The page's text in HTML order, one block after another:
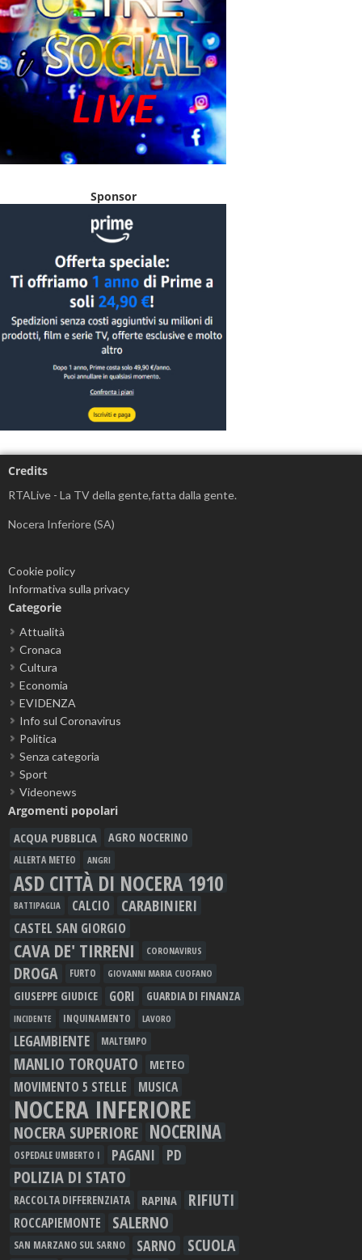
Sponsor
Credits
RTALive - La TV della gente,fatta dalla gente.
Nocera Inferiore (SA)
Cookie policy
Informativa sulla privacy
Categorie
Attualità
Cronaca
Cultura
Economia
EVIDENZA
Info sul Coronavirus
Politica
Senza categoria
Sport
Videonews
Argomenti popolari
ACQUA PUBBLICA AGRO NOCERINO
ALLERTA METEO ANGRI
ASD CITTÀ DI NOCERA 1910
BATTIPAGLIA CALCIO CARABINIERI
CASTEL SAN GIORGIO
CAVA DE' TIRRENI CORONAVIRUS
DROGA FURTO GIOVANNI MARIA CUOFANO
GIUSEPPE GIUDICE GORI GUARDIA DI FINANZA
INCIDENTE INQUINAMENTO LAVORO
LEGAMBIENTE MALTEMPO
MANLIO TORQUATO METEO
MOVIMENTO 5 STELLE MUSICA
NOCERA INFERIORE
NOCERA SUPERIORE NOCERINA
OSPEDALE UMBERTO I PAGANI PD
POLIZIA DI STATO
RACCOLTA DIFFERENZIATA RAPINA RIFIUTI
ROCCAPIEMONTE SALERNO
SAN MARZANO SUL SARNO SARNO SCUOLA